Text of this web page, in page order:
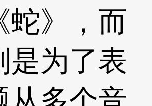
蛇》，而
是为了表